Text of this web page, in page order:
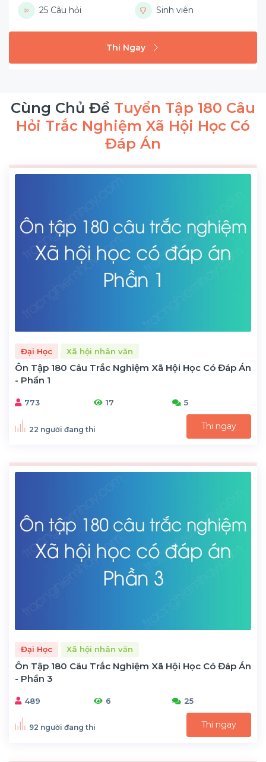
25 Câu hỏi Sinh viên
Thi Ngay
Cùng Chủ Đề Tuyển Tập 180 Câu
Hỏi Trắc Nghiệm Xã Hội Học Có
Đáp Án
Đại Học Xã hội nhân văn
Ôn Tập 180 Câu Trắc Nghiệm Xã Hội Học Có Đáp Án
- Phần 1
773 17 5
22 người đang thi Thi ngay
Đại Học Xã hội nhân văn
Ôn Tập 180 Câu Trắc Nghiệm Xã Hội Học Có Đáp Án
- Phần 3
489 6 25
92 người đang thi Thi ngay